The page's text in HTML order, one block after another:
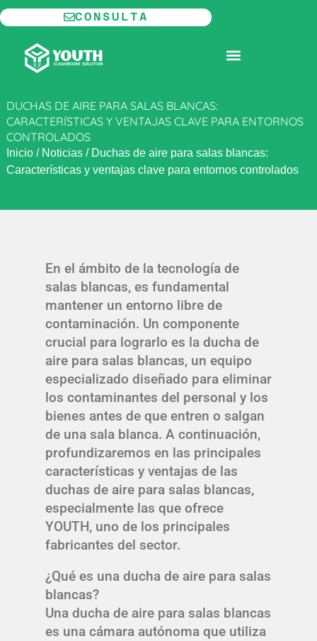
Ir
al
contenido
CONSULTA
DUCHAS DE AIRE PARA SALAS BLANCAS:
CARACTERÍSTICAS Y VENTAJAS CLAVE PARA ENTORNOS
CONTROLADOS
Inicio/ Noticias/ Duchas de aire para salas blancas:
Características y ventajas clave para entornos controlados
En el ámbito de la tecnología de
salas blancas, es fundamental
mantener un entorno libre de
contaminación. Un componente
crucial para lograrlo es la ducha de
aire para salas blancas, un equipo
especializado diseñado para eliminar
los contaminantes del personal y los
bienes antes de que entren o salgan
de una sala blanca. A continuación,
profundizaremos en las principales
características y ventajas de las
duchas de aire para salas blancas,
especialmente las que ofrece
YOUTH, uno de los principales
fabricantes del sector.
¿Qué es una ducha de aire para salas
blancas?
Una ducha de aire para salas blancas
es una cámara autónoma que utiliza